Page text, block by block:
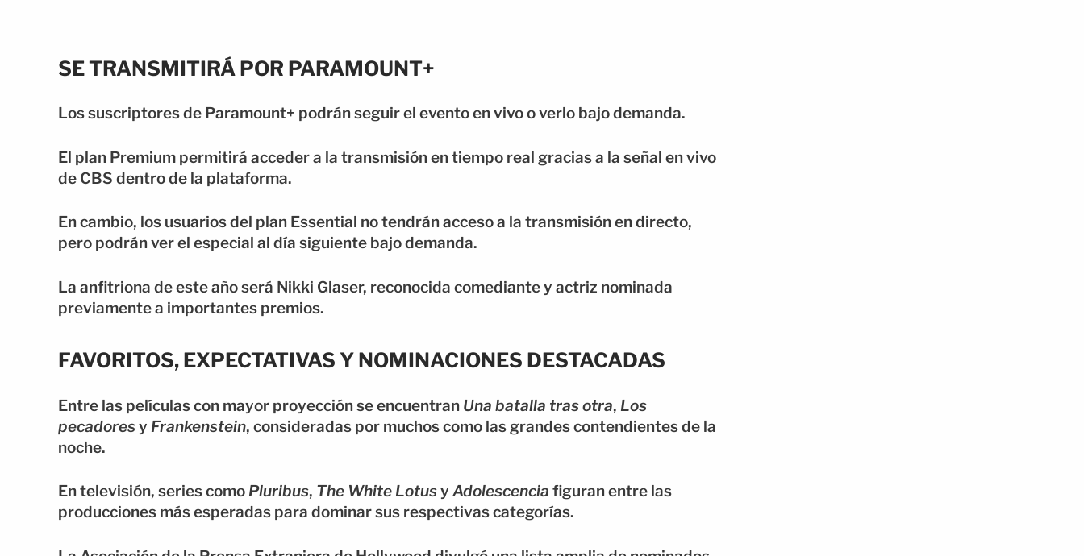
SE TRANSMITIRÁ POR PARAMOUNT+
Los suscriptores de Paramount+ podrán seguir el evento en vivo o verlo bajo demanda.
El plan Premium permitirá acceder a la transmisión en tiempo real gracias a la señal en vivo
de CBS dentro de la plataforma.
En cambio, los usuarios del plan Essential no tendrán acceso a la transmisión en directo,
pero podrán ver el especial al día siguiente bajo demanda.
La anfitriona de este año será Nikki Glaser, reconocida comediante y actriz nominada
previamente a importantes premios.
FAVORITOS, EXPECTATIVAS Y NOMINACIONES DESTACADAS
Entre las películas con mayor proyección se encuentran Una batalla tras otra, Los
pecadoresy Frankenstein, consideradas por muchos como las grandes contendientes de la
noche.
En televisión, series como Pluribus, The White Lotusy Adolescencia figuran entre las
producciones más esperadas para dominar sus respectivas categorías.